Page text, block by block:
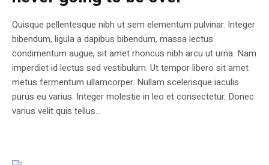
Quisque pellentesque nibh ut sem elementum pulvinar. Integer
bibendum, ligula a dapibus bibendum, massa lectus
condimentum augue, sit amet rhoncus nibh arcu ut urna. Nam
imperdiet id lectus sed vestibulum. Ut tempor libero sit amet
metus fermentum ullamcorper. Nullam scelerisque iaculis
purus eu varius. Integer molestie in leo et consectetur. Donec
varius velit quis tellus...